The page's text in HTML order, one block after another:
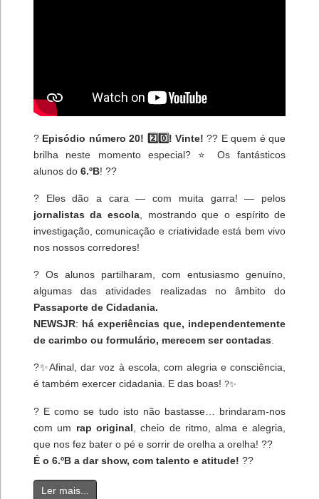
? Episódio número 20! 2️⃣0️⃣! Vinte!?? E quem é que
brilha neste momento especial? ⭐ Os fantásticos
alunos do 6.ºB! ??
? Eles dão a cara — com muita garra! — pelos
jornalistas da escola, mostrando que o espírito de
investigação, comunicação e criatividade está bem vivo
nos nossos corredores!
? Os alunos partilharam, com entusiasmo genuíno,
algumas das atividades realizadas no âmbito do
Passaporte de Cidadania.
NEWSJR: há experiências que, independentemente
de carimbo ou formulário, merecem ser contadas.
?✨Afinal, dar voz à escola, com alegria e consciência,
é também exercer cidadania. E das boas! ?✨
? E como se tudo isto não bastasse… brindaram-nos
com um rap original, cheio de ritmo, alma e alegria,
que nos fez bater o pé e sorrir de orelha a orelha! ??
É o 6.ºB a dar show, com talento e atitude! ??
Ler mais...